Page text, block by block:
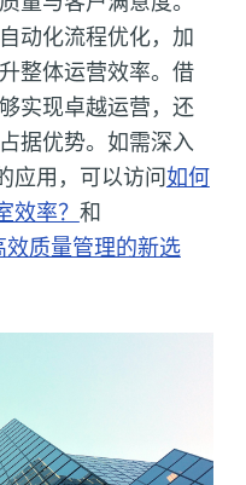
动化流程优化，加
整体运营效率。借
实现卓越运营，还
据优势。如需深入
应用，可以访问如何
率？ 和
质量管理的新选